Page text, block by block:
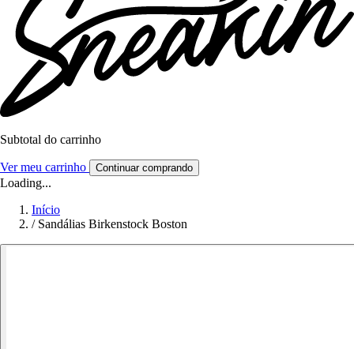
Subtotal do carrinho
Ver meu carrinho Continuar comprando
Loading...
Início
/ Sandálias Birkenstock Boston